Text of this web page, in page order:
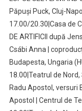
Păpuși Puck, Cluj-
17.00/20.30|Casa de
DE ARTIFICII după
Csábi Anna |
Budapesta, Ungaria
18.00|Teatrul de
Radu Apostol, versuri
Apostol | Centrul de